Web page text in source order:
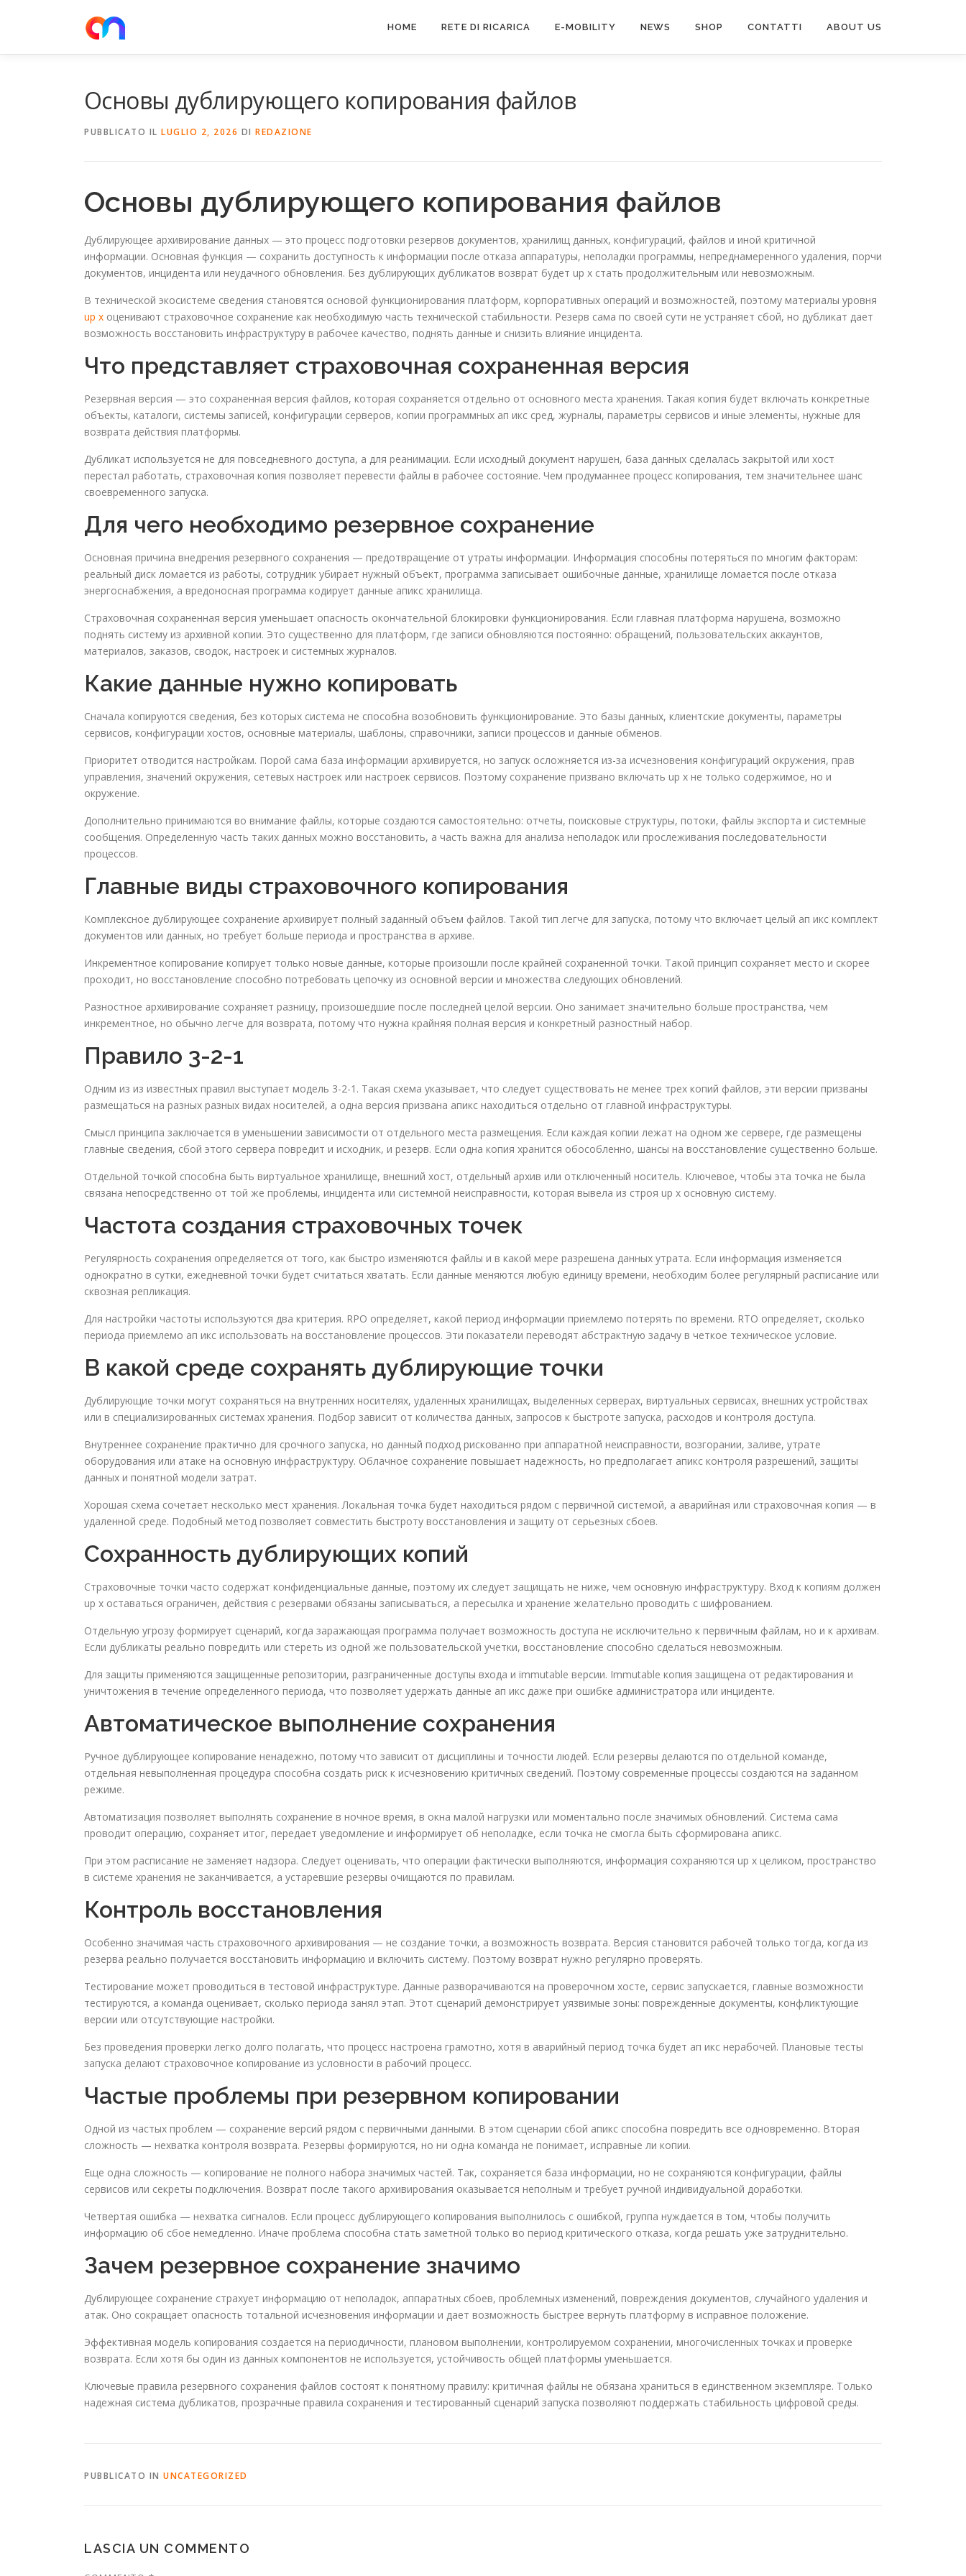
HOME RETE DI RICARICA E-MOBILITY NEWS SHOP CONTATTI ABOUT US
Основы дублирующего копирования файлов
PUBBLICATO IL LUGLIO 2, 2026 DI REDAZIONE
Основы дублирующего копирования файлов
Дублирующее архивирование данных — это процесс подготовки резервов документов, хранилищ данных, конфигураций, файлов и иной критичной
информации. Основная функция — сохранить доступность к информации после отказа аппаратуры, неполадки программы, непреднамеренного удаления, порчи
документов, инцидента или неудачного обновления. Без дублирующих дубликатов возврат будет up x стать продолжительным или невозможным.
В технической экосистеме сведения становятся основой функционирования платформ, корпоративных операций и возможностей, поэтому материалы уровня
up x оценивают страховочное сохранение как необходимую часть технической стабильности. Резерв сама по своей сути не устраняет сбой, но дубликат дает
возможность восстановить инфраструктуру в рабочее качество, поднять данные и снизить влияние инцидента.
Что представляет страховочная сохраненная версия
Резервная версия — это сохраненная версия файлов, которая сохраняется отдельно от основного места хранения. Такая копия будет включать конкретные
объекты, каталоги, системы записей, конфигурации серверов, копии программных ап икс сред, журналы, параметры сервисов и иные элементы, нужные для
возврата действия платформы.
Дубликат используется не для повседневного доступа, а для реанимации. Если исходный документ нарушен, база данных сделалась закрытой или хост
перестал работать, страховочная копия позволяет перевести файлы в рабочее состояние. Чем продуманнее процесс копирования, тем значительнее шанс
своевременного запуска.
Для чего необходимо резервное сохранение
Основная причина внедрения резервного сохранения — предотвращение от утраты информации. Информация способны потеряться по многим факторам:
реальный диск ломается из работы, сотрудник убирает нужный объект, программа записывает ошибочные данные, хранилище ломается после отказа
энергоснабжения, а вредоносная программа кодирует данные апикс хранилища.
Страховочная сохраненная версия уменьшает опасность окончательной блокировки функционирования. Если главная платформа нарушена, возможно
поднять систему из архивной копии. Это существенно для платформ, где записи обновляются постоянно: обращений, пользовательских аккаунтов,
материалов, заказов, сводок, настроек и системных журналов.
Какие данные нужно копировать
Сначала копируются сведения, без которых система не способна возобновить функционирование. Это базы данных, клиентские документы, параметры
сервисов, конфигурации хостов, основные материалы, шаблоны, справочники, записи процессов и данные обменов.
Приоритет отводится настройкам. Порой сама база информации архивируется, но запуск осложняется из-за исчезновения конфигураций окружения, прав
управления, значений окружения, сетевых настроек или настроек сервисов. Поэтому сохранение призвано включать up x не только содержимое, но и
окружение.
Дополнительно принимаются во внимание файлы, которые создаются самостоятельно: отчеты, поисковые структуры, потоки, файлы экспорта и системные
сообщения. Определенную часть таких данных можно восстановить, а часть важна для анализа неполадок или прослеживания последовательности
процессов.
Главные виды страховочного копирования
Комплексное дублирующее сохранение архивирует полный заданный объем файлов. Такой тип легче для запуска, потому что включает целый ап икс комплект
документов или данных, но требует больше периода и пространства в архиве.
Инкрементное копирование копирует только новые данные, которые произошли после крайней сохраненной точки. Такой принцип сохраняет место и скорее
проходит, но восстановление способно потребовать цепочку из основной версии и множества следующих обновлений.
Разностное архивирование сохраняет разницу, произошедшие после последней целой версии. Оно занимает значительно больше пространства, чем
инкрементное, но обычно легче для возврата, потому что нужна крайняя полная версия и конкретный разностный набор.
Правило 3-2-1
Одним из из известных правил выступает модель 3-2-1. Такая схема указывает, что следует существовать не менее трех копий файлов, эти версии призваны
размещаться на разных разных видах носителей, а одна версия призвана апикс находиться отдельно от главной инфраструктуры.
Смысл принципа заключается в уменьшении зависимости от отдельного места размещения. Если каждая копии лежат на одном же сервере, где размещены
главные сведения, сбой этого сервера повредит и исходник, и резерв. Если одна копия хранится обособленно, шансы на восстановление существенно больше.
Отдельной точкой способна быть виртуальное хранилище, внешний хост, отдельный архив или отключенный носитель. Ключевое, чтобы эта точка не была
связана непосредственно от той же проблемы, инцидента или системной неисправности, которая вывела из строя up x основную систему.
Частота создания страховочных точек
Регулярность сохранения определяется от того, как быстро изменяются файлы и в какой мере разрешена данных утрата. Если информация изменяется
однократно в сутки, ежедневной точки будет считаться хватать. Если данные меняются любую единицу времени, необходим более регулярный расписание или
сквозная репликация.
Для настройки частоты используются два критерия. RPO определяет, какой период информации приемлемо потерять по времени. RTO определяет, сколько
периода приемлемо ап икс использовать на восстановление процессов. Эти показатели переводят абстрактную задачу в четкое техническое условие.
В какой среде сохранять дублирующие точки
Дублирующие точки могут сохраняться на внутренних носителях, удаленных хранилищах, выделенных серверах, виртуальных сервисах, внешних устройствах
или в специализированных системах хранения. Подбор зависит от количества данных, запросов к быстроте запуска, расходов и контроля доступа.
Внутреннее сохранение практично для срочного запуска, но данный подход рискованно при аппаратной неисправности, возгорании, заливе, утрате
оборудования или атаке на основную инфраструктуру. Облачное сохранение повышает надежность, но предполагает апикс контроля разрешений, защиты
данных и понятной модели затрат.
Хорошая схема сочетает несколько мест хранения. Локальная точка будет находиться рядом с первичной системой, а аварийная или страховочная копия — в
удаленной среде. Подобный метод позволяет совместить быстроту восстановления и защиту от серьезных сбоев.
Сохранность дублирующих копий
Страховочные точки часто содержат конфиденциальные данные, поэтому их следует защищать не ниже, чем основную инфраструктуру. Вход к копиям должен
up x оставаться ограничен, действия с резервами обязаны записываться, а пересылка и хранение желательно проводить с шифрованием.
Отдельную угрозу формирует сценарий, когда заражающая программа получает возможность доступа не исключительно к первичным файлам, но и к архивам.
Если дубликаты реально повредить или стереть из одной же пользовательской учетки, восстановление способно сделаться невозможным.
Для защиты применяются защищенные репозитории, разграниченные доступы входа и immutable версии. Immutable копия защищена от редактирования и
уничтожения в течение определенного периода, что позволяет удержать данные ап икс даже при ошибке администратора или инциденте.
Автоматическое выполнение сохранения
Ручное дублирующее копирование ненадежно, потому что зависит от дисциплины и точности людей. Если резервы делаются по отдельной команде,
отдельная невыполненная процедура способна создать риск к исчезновению критичных сведений. Поэтому современные процессы создаются на заданном
режиме.
Автоматизация позволяет выполнять сохранение в ночное время, в окна малой нагрузки или моментально после значимых обновлений. Система сама
проводит операцию, сохраняет итог, передает уведомление и информирует об неполадке, если точка не смогла быть сформирована апикс.
При этом расписание не заменяет надзора. Следует оценивать, что операции фактически выполняются, информация сохраняются up x целиком, пространство
в системе хранения не заканчивается, а устаревшие резервы очищаются по правилам.
Контроль восстановления
Особенно значимая часть страховочного архивирования — не создание точки, а возможность возврата. Версия становится рабочей только тогда, когда из
резерва реально получается восстановить информацию и включить систему. Поэтому возврат нужно регулярно проверять.
Тестирование может проводиться в тестовой инфраструктуре. Данные разворачиваются на проверочном хосте, сервис запускается, главные возможности
тестируются, а команда оценивает, сколько периода занял этап. Этот сценарий демонстрирует уязвимые зоны: поврежденные документы, конфликтующие
версии или отсутствующие настройки.
Без проведения проверки легко долго полагать, что процесс настроена грамотно, хотя в аварийный период точка будет ап икс нерабочей. Плановые тесты
запуска делают страховочное копирование из условности в рабочий процесс.
Частые проблемы при резервном копировании
Одной из частых проблем — сохранение версий рядом с первичными данными. В этом сценарии сбой апикс способна повредить все одновременно. Вторая
сложность — нехватка контроля возврата. Резервы формируются, но ни одна команда не понимает, исправные ли копии.
Еще одна сложность — копирование не полного набора значимых частей. Так, сохраняется база информации, но не сохраняются конфигурации, файлы
сервисов или секреты подключения. Возврат после такого архивирования оказывается неполным и требует ручной индивидуальной доработки.
Четвертая ошибка — нехватка сигналов. Если процесс дублирующего копирования выполнилось с ошибкой, группа нуждается в том, чтобы получить
информацию об сбое немедленно. Иначе проблема способна стать заметной только во период критического отказа, когда решать уже затруднительно.
Зачем резервное сохранение значимо
Дублирующее сохранение страхует информацию от неполадок, аппаратных сбоев, проблемных изменений, повреждения документов, случайного удаления и
атак. Оно сокращает опасность тотальной исчезновения информации и дает возможность быстрее вернуть платформу в исправное положение.
Эффективная модель копирования создается на периодичности, плановом выполнении, контролируемом сохранении, многочисленных точках и проверке
возврата. Если хотя бы один из данных компонентов не используется, устойчивость общей платформы уменьшается.
Ключевые правила резервного сохранения файлов состоят к понятному правилу: критичная файлы не обязана храниться в единственном экземпляре. Только
надежная система дубликатов, прозрачные правила сохранения и тестированный сценарий запуска позволяют поддержать стабильность цифровой среды.
PUBBLICATO IN UNCATEGORIZED
LASCIA UN COMMENTO